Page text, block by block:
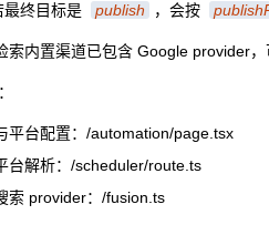
最终目标是
publish ，会按
索内置渠道已包含 Google provider，
平台配置：/automation/page.tsx
台解析：/scheduler/route.ts
索 provider：/fusion.ts